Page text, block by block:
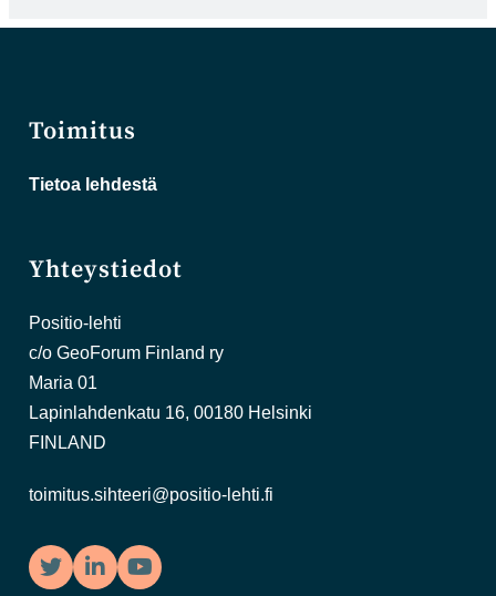
Toimitus
Tietoa lehdestä
Yhteystiedot
Positio-lehti
c/o GeoForum Finland ry
Maria 01
Lapinlahdenkatu 16, 00180 Helsinki
FINLAND
toimitus.sihteeri@positio-lehti.fi
TwitterLinkedInYouTube